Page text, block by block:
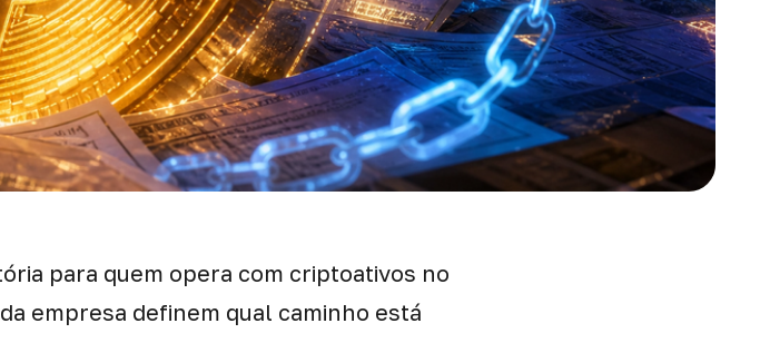
para quem opera com criptoativos no
empresa definem qual caminho está